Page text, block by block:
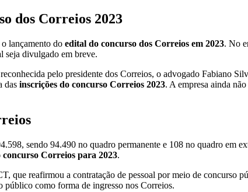
dos Correios 2023
lançamento do edital do concurso dos Correios em 2023. No
seja divulgado em breve.
pelo presidente dos Correios, o advogado Fabiano
das inscrições do concurso Correios 2023. A empresa ainda
sendo 94.490 no quadro permanente e 108 no quadro em
concurso Correios para 2023.
que reafirmou a contratação de pessoal por meio de concurso
como forma de ingresso nos Correios.